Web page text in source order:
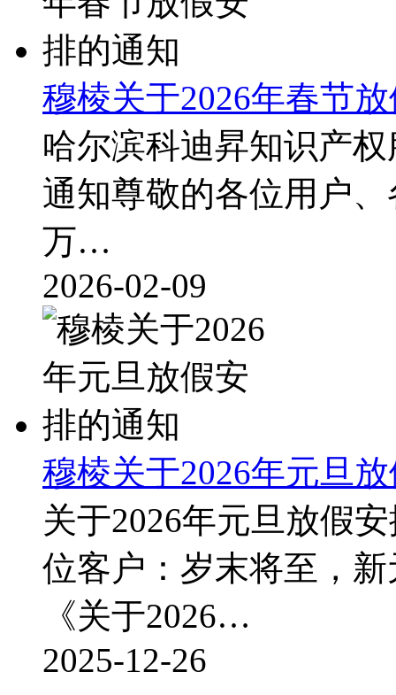
穆棱关于2026年春节
哈尔滨科迪昇知识产
通知尊敬的各位用户
万…
2026-02-09
穆棱关于2026年元旦
关于2026年元旦放假
位客户：岁末将至，
《关于2026…
2025-12-26